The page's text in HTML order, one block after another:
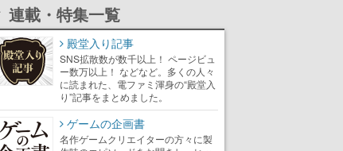
連載・特集一覧
殿堂入り記事
SNS拡散数が数千以上！ ページビュ
ー数万以上！ などなど。多くの人々
に読まれた、電ファミ渾身の“殿堂入
り”記事をまとめました。
ゲームの企画書
名作ゲームクリエイターの方々に製